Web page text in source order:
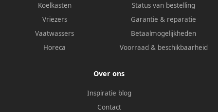
Koelkasten
Vriezers
Vaatwassers
Horeca
Status van bestelling
Garantie & reparatie
Betaalmogelijkheden
Voorraad & beschikbaarheid
Over ons
Inspiratie blog
Contact